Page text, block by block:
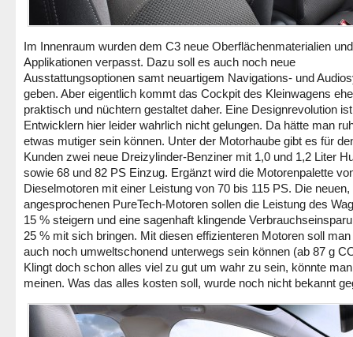
Im Innenraum wurden dem C3 neue Oberflächenmaterialien und
Applikationen verpasst. Dazu soll es auch noch neue
Ausstattungsoptionen samt neuartigem Navigations- und
geben. Aber eigentlich kommt das Cockpit des Kleinwagens
praktisch und nüchtern gestaltet daher. Eine Designrevolution
Entwicklern hier leider wahrlich nicht gelungen. Da hätte man
etwas mutiger sein können. Unter der Motorhaube gibt es für
Kunden zwei neue Dreizylinder-Benziner mit 1,0 und 1,2 Liter
sowie 68 und 82 PS Einzug. Ergänzt wird die Motorenpalette
Dieselmotoren mit einer Leistung von 70 bis 115 PS. Die
angesprochenen PureTech-Motoren sollen die Leistung des
15 % steigern und eine sagenhaft klingende
25 % mit sich bringen. Mit diesen effizienteren Motoren soll man
auch noch umweltschonend unterwegs sein können (ab 87 g
Klingt doch schon alles viel zu gut um wahr zu sein, könnte man
meinen. Was das alles kosten soll, wurde noch nicht bekannt